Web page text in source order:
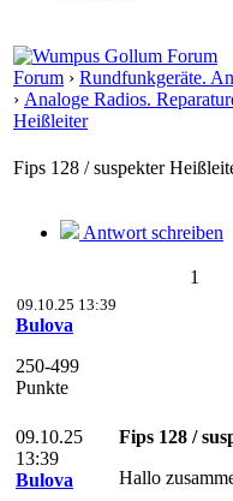
Forum › Rundfunkgeräte.
› Analoge Radios.
Heißleiter
Fips 128 / suspekter
Antwort schreiben
1
09.10.25 13:39
Bulova
250-499
Punkte
09.10.25
13:39
Bulova
Fips 128 /
Hallo